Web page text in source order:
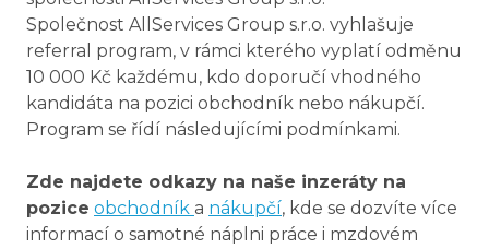
Společnost AllServices Group s.r.o. vyhlašuje
referral program, v rámci kterého vyplatí odměnu
10 000 Kč každému, kdo doporučí vhodného
kandidáta na pozici obchodník nebo nákupčí.
Program se řídí následujícími podmínkami.
Zde najdete odkazy na naše inzeráty na
pozice obchodník a nákupčí, kde se dozvíte více
informací o samotné náplni práce i mzdovém